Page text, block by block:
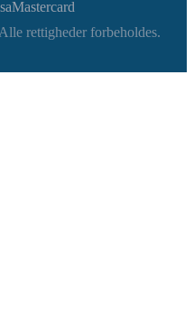
rettigheder forbeholdes.
Mastercard